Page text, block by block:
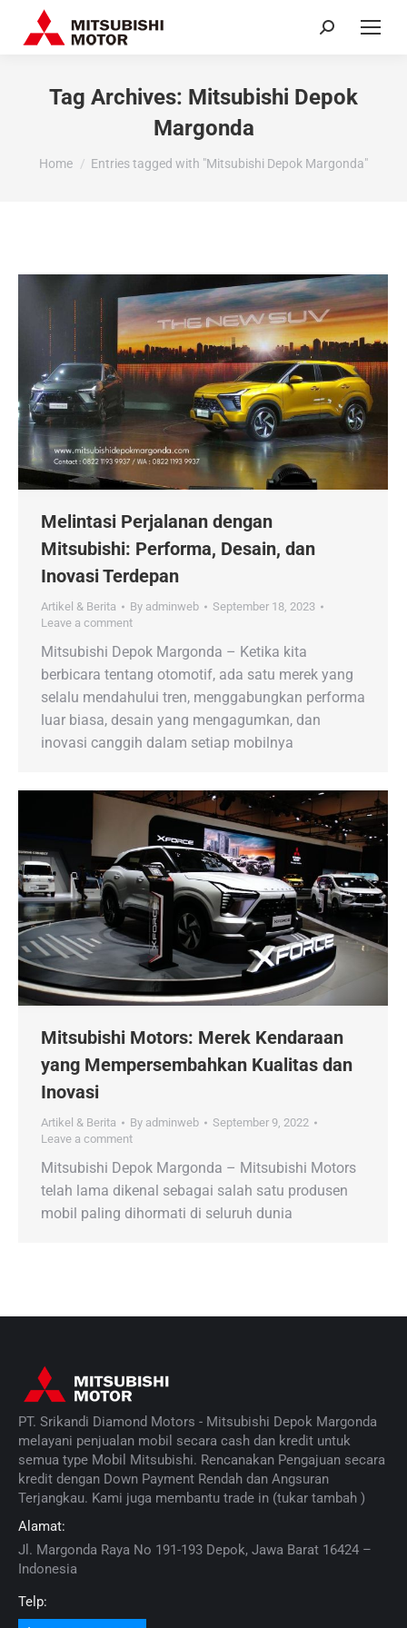
Search:
Tag Archives: Mitsubishi Depok
Margonda
You are here:
Home Entries tagged with "Mitsubishi Depok Margonda"
Melintasi Perjalanan dengan
Mitsubishi: Performa, Desain, dan
Inovasi Terdepan
Artikel & Berita By adminweb
September 18, 2023
Leave a comment
Mitsubishi Depok Margonda – Ketika kita
berbicara tentang otomotif, ada satu merek yang
selalu mendahului tren, menggabungkan performa
luar biasa, desain yang mengagumkan, dan
inovasi canggih dalam setiap mobilnya
Mitsubishi Motors: Merek Kendaraan
yang Mempersembahkan Kualitas dan
Inovasi
Artikel & Berita By adminweb
September 9, 2022
Leave a comment
Mitsubishi Depok Margonda – Mitsubishi Motors
telah lama dikenal sebagai salah satu produsen
mobil paling dihormati di seluruh dunia
PT. Srikandi Diamond Motors - Mitsubishi Depok Margonda
melayani penjualan mobil secara cash dan kredit untuk
semua type Mobil Mitsubishi. Rencanakan Pengajuan secara
kredit dengan Down Payment Rendah dan Angsuran
Terjangkau. Kami juga membantu trade in (tukar tambah )
Alamat:
Jl. Margonda Raya No 191-193 Depok, Jawa Barat 16424 –
Indonesia
Telp: